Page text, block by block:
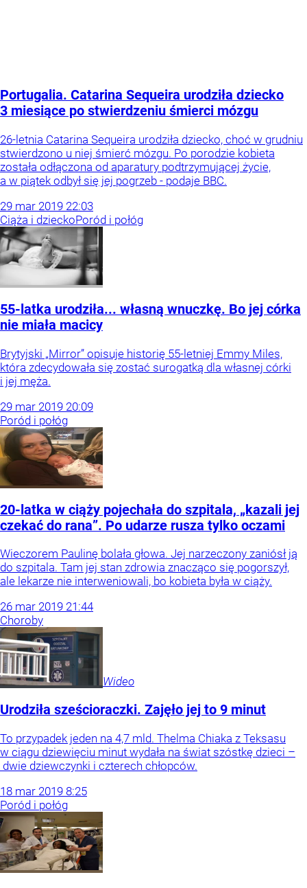
Portugalia. Catarina Sequeira urodziła dziecko
3 miesiące po stwierdzeniu śmierci mózgu
26-letnia Catarina Sequeira urodziła dziecko, choć w grudniu
stwierdzono u niej śmierć mózgu. Po porodzie kobieta
została odłączona od aparatury podtrzymującej życie,
a w piątek odbył się jej pogrzeb - podaje BBC.
29 mar 2019 22:03
Ciąża i dzieckoPoród i połóg
55-latka urodziła... własną wnuczkę. Bo jej córka
nie miała macicy
Brytyjski „Mirror” opisuje historię 55-letniej Emmy Miles,
która zdecydowała się zostać surogatką dla własnej córki
i jej męża.
29 mar 2019 20:09
Poród i połóg
20-latka w ciąży pojechała do szpitala, „kazali jej
czekać do rana”. Po udarze rusza tylko oczami
Wieczorem Paulinę bolała głowa. Jej narzeczony zaniósł ją
do szpitala. Tam jej stan zdrowia znacząco się pogorszył,
ale lekarze nie interweniowali, bo kobieta była w ciąży.
26 mar 2019 21:44
Choroby
Wideo
Urodziła sześcioraczki. Zajęło jej to 9 minut
To przypadek jeden na 4,7 mld. Thelma Chiaka z Teksasu
w ciągu dziewięciu minut wydała na świat szóstkę dzieci –
dwie dziewczynki i czterech chłopców.
18 mar 2019 8:25
Poród i połóg